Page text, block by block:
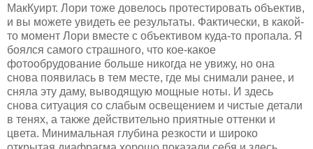
МакКуирт. Лори тоже довелось протестировать объектив,
и вы можете увидеть ее результаты. Фактически, в какой-
то момент Лори вместе с объективом куда-то пропала. Я
боялся самого страшного, что кое-какое
фотообрудование больше никогда не увижу, но она
снова появилась в тем месте, где мы снимали ранее, и
сняла эту даму, выводящую мощные ноты. И здесь
снова ситуация со слабым освещением и чистые детали
в тенях, а также действительно приятные оттенки и
цвета. Минимальная глубина резкости и широко